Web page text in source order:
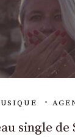
single de